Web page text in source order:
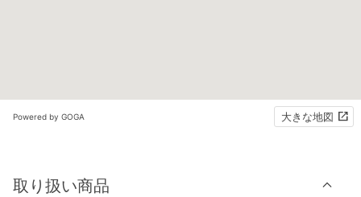
Powered by GOGA 大きな地図
取り扱い商品